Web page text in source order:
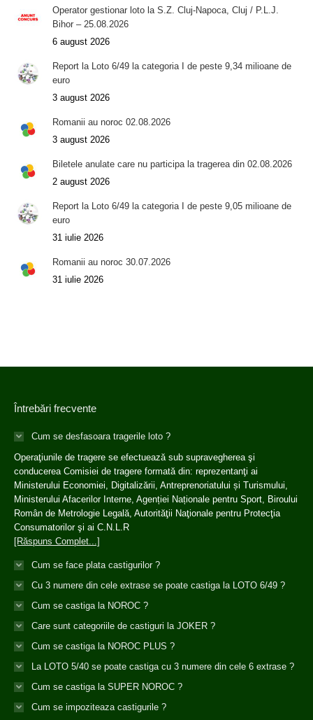
Operator gestionar loto la S.Z. Cluj-Napoca, Cluj / P.L.J.
Bihor – 25.08.2026
6 august 2026
Report la Loto 6/49 la categoria I de peste 9,34 milioane de
euro
3 august 2026
Romanii au noroc 02.08.2026
3 august 2026
Biletele anulate care nu participa la tragerea din 02.08.2026
2 august 2026
Report la Loto 6/49 la categoria I de peste 9,05 milioane de
euro
31 iulie 2026
Romanii au noroc 30.07.2026
31 iulie 2026
Întrebări frecvente
Cum se desfasoara tragerile loto ?
Operaţiunile de tragere se efectuează sub supravegherea şi
conducerea Comisiei de tragere formată din: reprezentanţi ai
Ministerului Economiei, Digitalizării, Antreprenoriatului și Turismului,
Ministerului Afacerilor Interne, Agenției Naționale pentru Sport, Biroului
Român de Metrologie Legală, Autorităţii Naţionale pentru Protecţia
Consumatorilor şi ai C.N.L.R
[Răspuns Complet...]
Cum se face plata castigurilor ?
Cu 3 numere din cele extrase se poate castiga la LOTO 6/49 ?
Cum se castiga la NOROC ?
Care sunt categoriile de castiguri la JOKER ?
Cum se castiga la NOROC PLUS ?
La LOTO 5/40 se poate castiga cu 3 numere din cele 6 extrase ?
Cum se castiga la SUPER NOROC ?
Cum se impoziteaza castigurile ?